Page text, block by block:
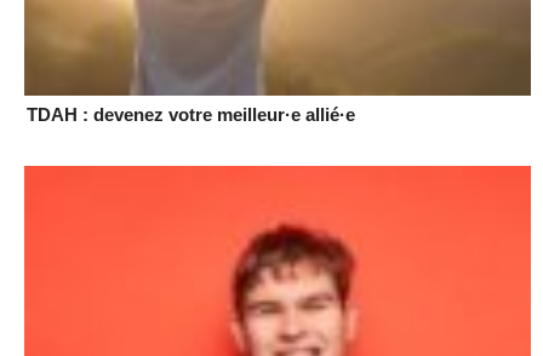
TDAH : devenez votre meilleur·e allié·e